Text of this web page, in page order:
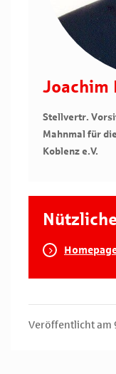
Joachim
Stellvertr.
Mahnmal für
Koblenz e.V.
Veröffentlicht am